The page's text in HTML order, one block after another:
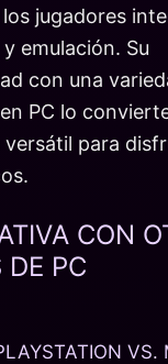
jugadores
emulación. Su
con una
PC lo
para
CON
DE PC
VS.